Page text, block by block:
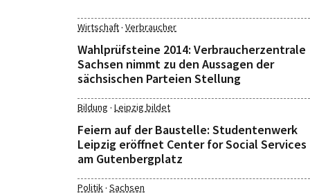
Wirtschaft· Verbraucher
Wahlprüfsteine 2014: Verbraucherzentrale
Sachsen nimmt zu den Aussagen der
sächsischen Parteien Stellung
Bildung · Leipzig bildet
Feiern auf der Baustelle: Studentenwerk
Leipzig eröffnet Center for Social Services
am Gutenbergplatz
Politik· Sachsen